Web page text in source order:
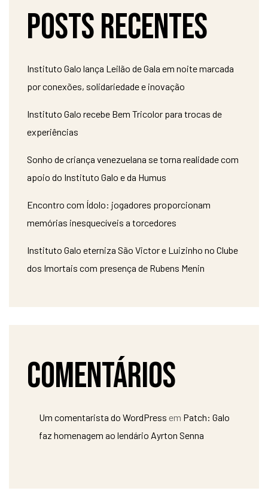
Posts recentes
Instituto Galo lança Leilão de Gala em noite marcada
por conexões, solidariedade e inovação
Instituto Galo recebe Bem Tricolor para trocas de
experiências
Sonho de criança venezuelana se torna realidade com
apoio do Instituto Galo e da Humus
Encontro com Ídolo: jogadores proporcionam
memórias inesquecíveis a torcedores
Instituto Galo eterniza São Victor e Luizinho no Clube
dos Imortais com presença de Rubens Menin
Comentários
Um comentarista do WordPress em Patch: Galo
faz homenagem ao lendário Ayrton Senna